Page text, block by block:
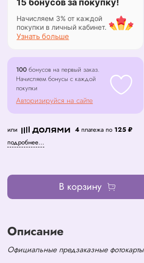
15 бонусов за покупку!
Начисляем 3% от каждой
покупки в личный кабинет.
Узнать больше
100 бонусов на первый заказ.
Начисляем бонусы с каждой
покупки
Авторизируйся на сайте
или 4 платежа по 125 ₽
подробнее...
В корзину
Описание
Официальные предзаказные фотокарты